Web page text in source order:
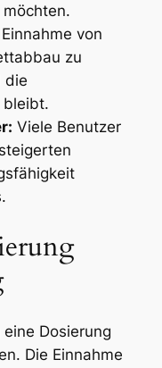
von
zu
die
bleibt.
Viele Benutzer
Dosierung
Die Einnahme